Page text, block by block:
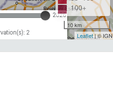
2026
2
100+
10 km
Leaflet| © IGN